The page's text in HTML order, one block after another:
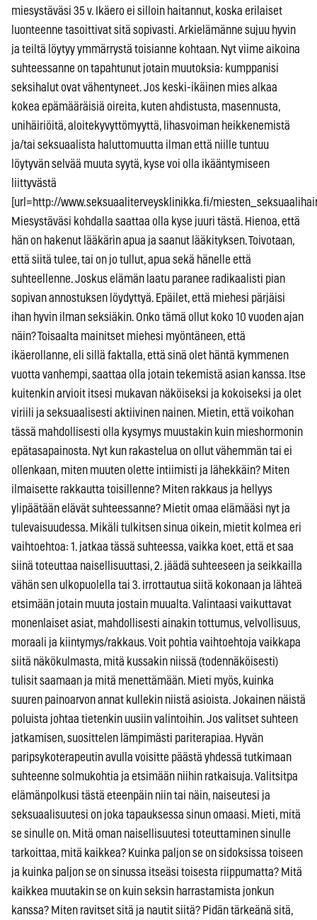
miesystäväsi 35 v. Ikäero ei silloin haitannut, koska erilaiset
luonteenne tasoittivat sitä sopivasti. Arkielämänne sujuu hyvin
ja teiltä löytyy ymmärrystä toisianne kohtaan. Nyt viime aikoina
suhteessanne on tapahtunut jotain muutoksia: kumppanisi
seksihalut ovat vähentyneet. Jos keski-ikäinen mies alkaa
kokea epämääräisiä oireita, kuten ahdistusta, masennusta,
unihäiriöitä, aloitekyvyttömyyttä, lihasvoiman heikkenemistä
ja/tai seksuaalista haluttomuutta ilman että niille tuntuu
löytyvän selvää muuta syytä, kyse voi olla ikääntymiseen
liittyvästä
[url=http://www.seksuaaliterveysklinikka.fi/
Miesystäväsi kohdalla saattaa olla kyse juuri tästä. Hienoa, että
hän on hakenut lääkärin apua ja saanut lääkityksen. Toivotaan,
että siitä tulee, tai on jo tullut, apua sekä hänelle että
suhteellenne. Joskus elämän laatu paranee radikaalisti pian
sopivan annostuksen löydyttyä. Epäilet, että miehesi pärjäisi
ihan hyvin ilman seksiäkin. Onko tämä ollut koko 10 vuoden ajan
näin? Toisaalta mainitset miehesi myöntäneen, että
ikäerollanne, eli sillä faktalla, että sinä olet häntä kymmenen
vuotta vanhempi, saattaa olla jotain tekemistä asian kanssa. Itse
kuitenkin arvioit itsesi mukavan näköiseksi ja kokoiseksi ja olet
viriili ja seksuaalisesti aktiivinen nainen. Mietin, että voikohan
tässä mahdollisesti olla kysymys muustakin kuin mieshormonin
epätasapainosta. Nyt kun rakastelua on ollut vähemmän tai ei
ollenkaan, miten muuten olette intiimisti ja lähekkäin? Miten
ilmaisette rakkautta toisillenne? Miten rakkaus ja hellyys
ylipäätään elävät suhteessanne? Mietit omaa elämääsi nyt ja
tulevaisuudessa. Mikäli tulkitsen sinua oikein, mietit kolmea eri
vaihtoehtoa: 1. jatkaa tässä suhteessa, vaikka koet, että et saa
siinä toteuttaa naisellisuuttasi, 2. jäädä suhteeseen ja seikkailla
vähän sen ulkopuolella tai 3. irrottautua siitä kokonaan ja lähteä
etsimään jotain muuta jostain muualta. Valintaasi vaikuttavat
monenlaiset asiat, mahdollisesti ainakin tottumus, velvollisuus,
moraali ja kiintymys/rakkaus. Voit pohtia vaihtoehtoja vaikkapa
siitä näkökulmasta, mitä kussakin niissä (todennäköisesti)
tulisit saamaan ja mitä menettämään. Mieti myös, kuinka
suuren painoarvon annat kullekin niistä asioista. Jokainen näistä
poluista johtaa tietenkin uusiin valintoihin. Jos valitset suhteen
jatkamisen, suosittelen lämpimästi pariterapiaa. Hyvän
paripsykoterapeutin avulla voisitte päästä yhdessä tutkimaan
suhteenne solmukohtia ja etsimään niihin ratkaisuja. Valitsitpa
elämänpolkusi tästä eteenpäin niin tai näin, naiseutesi ja
seksuaalisuutesi on joka tapauksessa sinun omaasi. Mieti, mitä
se sinulle on. Mitä oman naisellisuutesi toteuttaminen sinulle
tarkoittaa, mitä kaikkea? Kuinka paljon se on sidoksissa toiseen
ja kuinka paljon se on sinussa itseäsi toisesta riippumatta? Mitä
kaikkea muutakin se on kuin seksin harrastamista jonkun
kanssa? Miten ravitset sitä ja nautit siitä? Pidän tärkeänä sitä,